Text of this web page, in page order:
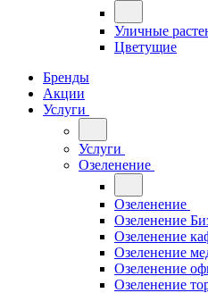
Уличные
Цветущие
Бренды
Акции
Услуги
Услуги
Озеленение
Озеленение
Озеленение
Озеленение
Озеленение
Озеленение
Озеленение